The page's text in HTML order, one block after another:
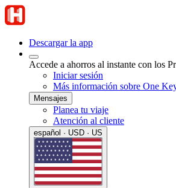
Descargar la app
Accede a ahorros al instante con los
Iniciar sesión
Más información sobre One
Mensajes
Planea tu viaje
Atención al cliente
español · USD · US